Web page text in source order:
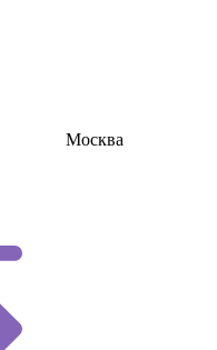
Москва